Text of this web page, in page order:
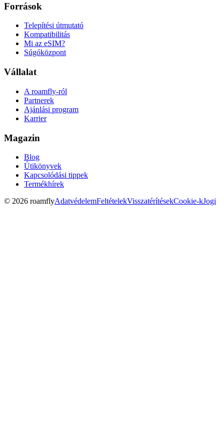
Források
Telepítési útmutató
Kompatibilitás
Mi az eSIM?
Súgóközpont
Vállalat
A roamfly-ról
Partnerek
Ajánlási program
Karrier
Magazin
Blog
Útikönyvek
Kapcsolódási tippek
Termékhírek
© 2026 roamflyAdatvédelemFeltételekVisszatérítésekCookie-kJogi